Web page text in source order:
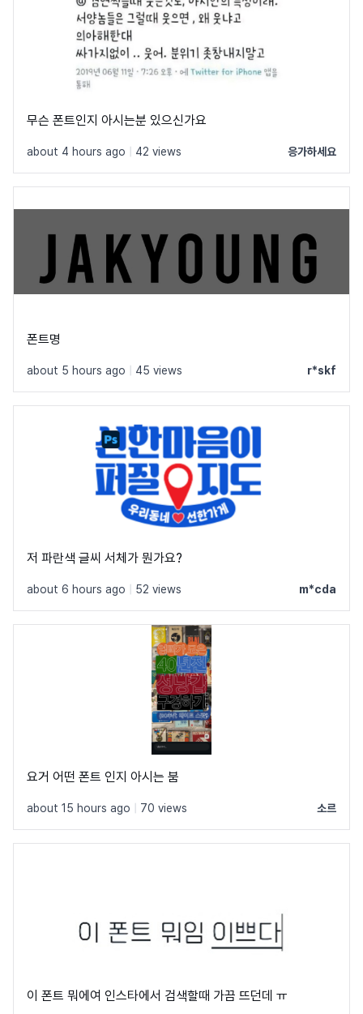
무슨 폰트인지 아시는분 있으신가요
about 4 hours ago 42 views 응가하세요
폰트명
about 5 hours ago 45 views r*skf
저 파란색 글씨 서체가 뭔가요?
about 6 hours ago 52 views m*cda
요거 어떤 폰트 인지 아시는 붐
about 15 hours ago 70 views 소르
이 폰트 뭐에여 인스타에서 검색할때 가끔 뜨던데 ㅠ